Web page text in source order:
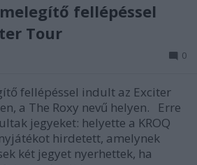
fellépéssel
Tour
0
fellépéssel indult az Exciter
a The Roxy nevű helyen. Erre
jegyeket: helyette a KROQ
hirdetett, amelynek
két jegyet nyerhettek, ha